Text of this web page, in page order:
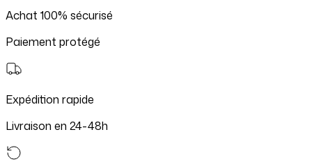
Achat 100% sécurisé
Paiement protégé
Expédition rapide
Livraison en 24-48h